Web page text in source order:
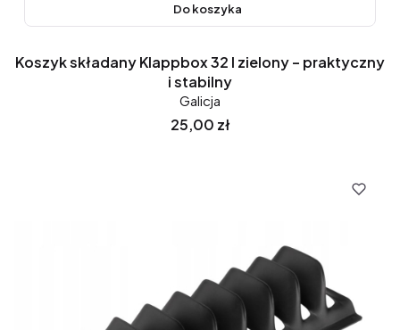
Do koszyka
Koszyk składany Klappbox 32 l zielony – praktyczny
i stabilny
Galicja
Cena
25,00 zł